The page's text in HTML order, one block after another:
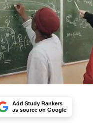
Add Study Rankers
as source on Google